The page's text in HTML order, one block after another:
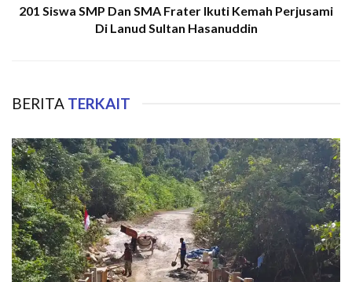
201 Siswa SMP Dan SMA Frater Ikuti Kemah Perjusami
Di Lanud Sultan Hasanuddin
BERITA TERKAIT